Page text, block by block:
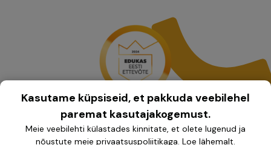
Kasutame küpsiseid, et pakkuda veebilehel
paremat kasutajakogemust.
Meie veebilehti külastades kinnitate, et olete lugenud ja
nõustute meie privaatsuspoliitikaga. Loe lähemalt.